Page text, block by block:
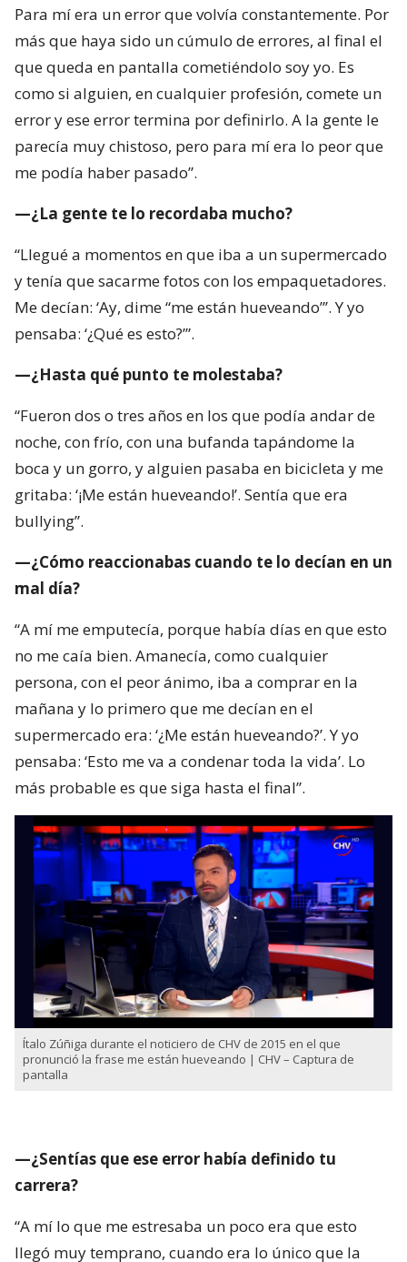
Para mí era un error que volvía constantemente. Por
más que haya sido un cúmulo de errores, al final el
que queda en pantalla cometiéndolo soy yo. Es
como si alguien, en cualquier profesión, comete un
error y ese error termina por definirlo. A la gente le
parecía muy chistoso, pero para mí era lo peor que
me podía haber pasado”.
—¿La gente te lo recordaba mucho?
“Llegué a momentos en que iba a un supermercado
y tenía que sacarme fotos con los empaquetadores.
Me decían: ‘Ay, dime “me están hueveando”’. Y yo
pensaba: ‘¿Qué es esto?’”.
—¿Hasta qué punto te molestaba?
“Fueron dos o tres años en los que podía andar de
noche, con frío, con una bufanda tapándome la
boca y un gorro, y alguien pasaba en bicicleta y me
gritaba: ‘¡Me están hueveando!’. Sentía que era
bullying”.
—¿Cómo reaccionabas cuando te lo decían en un
mal día?
“A mí me emputecía, porque había días en que esto
no me caía bien. Amanecía, como cualquier
persona, con el peor ánimo, iba a comprar en la
mañana y lo primero que me decían en el
supermercado era: ‘¿Me están hueveando?’. Y yo
pensaba: ‘Esto me va a condenar toda la vida’. Lo
más probable es que siga hasta el final”.
Ítalo Zúñiga durante el noticiero de CHV de 2015 en el que
pronunció la frase me están hueveando | CHV – Captura de
pantalla
—¿Sentías que ese error había definido tu
carrera?
“A mí lo que me estresaba un poco era que esto
llegó muy temprano, cuando era lo único que la